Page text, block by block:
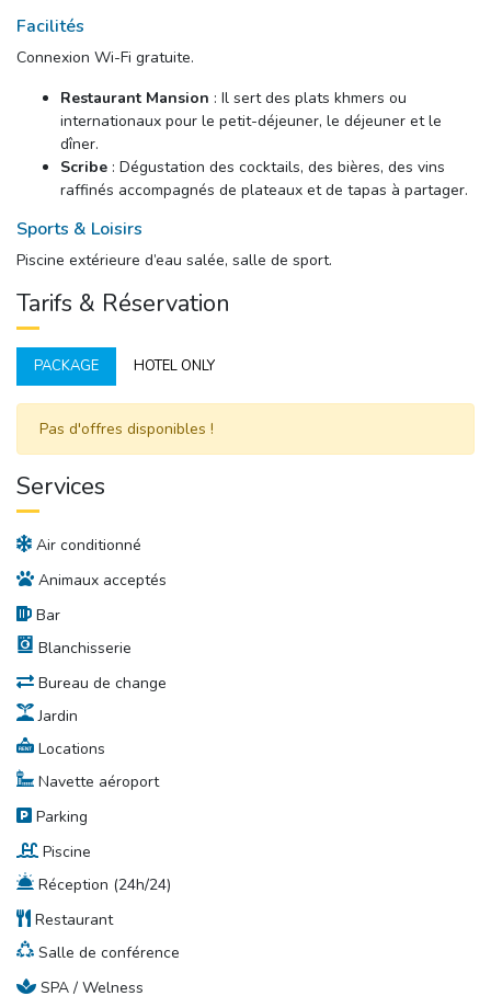
Facilités
Connexion Wi-Fi gratuite.
Restaurant Mansion : Il sert des plats khmers ou
internationaux pour le petit-déjeuner, le déjeuner et le
dîner.
Scribe : Dégustation des cocktails, des bières, des vins
raffinés accompagnés de plateaux et de tapas à partager.
Sports & Loisirs
Piscine extérieure d’eau salée, salle de sport.
Tarifs & Réservation
PACKAGE HOTEL ONLY
Pas d'offres disponibles !
Services
Air conditionné
Animaux acceptés
Bar
Blanchisserie
Bureau de change
Jardin
Locations
Navette aéroport
Parking
Piscine
Réception (24h/24)
Restaurant
Salle de conférence
SPA / Welness